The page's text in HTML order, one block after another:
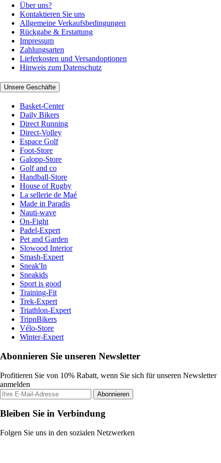
Über uns?
Kontaktieren Sie uns
Allgemeine Verkaufsbedingungen
Rückgabe & Erstattung
Impressum
Zahlungsarten
Lieferkosten und Versandoptionen
Hinweis zum Datenschutz
Unsere Geschäfte
Basket-Center
Daily Bikers
Direct Running
Direct-Volley
Espace Golf
Foot-Store
Galopp-Store
Golf and co
Handball-Store
House of Rugby
La sellerie de Maé
Made in Paradis
Nauti-wave
On-Fight
Padel-Expert
Pet and Garden
Slowood Interior
Smash-Expert
Sneak'In
Sneakids
Sport is good
Training-Fit
Trek-Expert
Triathlon-Expert
TripnBikers
Vélo-Store
Winter-Expert
Abonnieren Sie unseren Newsletter
Profitieren Sie von 10% Rabatt, wenn Sie sich für unseren Newsletter
anmelden
Abonnieren
Bleiben Sie in Verbindung
Folgen Sie uns in den sozialen Netzwerken